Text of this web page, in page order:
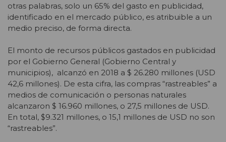
otras palabras, solo un 65% del gasto en publicidad,
identificado en el mercado público, es atribuible a un
medio preciso, de forma directa.
El monto de recursos públicos gastados en publicidad
por el Gobierno General (Gobierno Central y
municipios), alcanzó en 2018 a $ 26.280 millones (USD
42,6 millones). De esta cifra, las compras “rastreables” a
medios de comunicación o personas naturales
alcanzaron $ 16.960 millones, o 27,5 millones de USD.
En total, $9.321 millones, o 15,1 millones de USD no son
“rastreables”.